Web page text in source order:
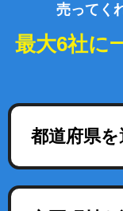
売ってく
最大6社に
都道府県を